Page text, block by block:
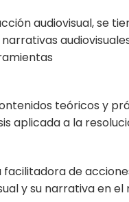
audiovisual, se
teóricos y
aplicada a la
de
y su narrativa en el